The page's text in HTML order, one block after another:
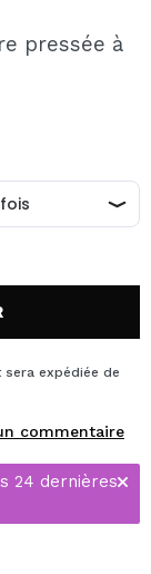
pourrez
de vos
pressée à
sera expédiée de
commentaire
24 dernières